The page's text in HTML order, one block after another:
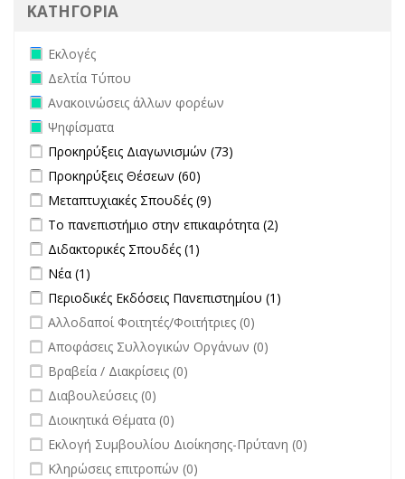
ΚΑΤΗΓΟΡΙΑ
Remove Εκλογές filter
Εκλογές
Remove Δελτία Τύπου filter
Δελτία Τύπου
Remove Ανακοινώσεις άλλων φορέων filter
Ανακοινώσεις άλλων φορέων
Remove Ψηφίσματα filter
Ψηφίσματα
Apply Προκηρύξεις Διαγωνισμών filter
Προκηρύξεις Διαγωνισμών (73)
Apply Προκηρύξεις Θέσεων filter
Προκηρύξεις Θέσεων (60)
Apply Μεταπτυχιακές Σπουδές filter
Μεταπτυχιακές Σπουδές (9)
Apply Το πανεπιστήμιο στην επικαιρότητα filter
Το πανεπιστήμιο στην επικαιρότητα (2)
Apply Διδακτορικές Σπουδές filter
Διδακτορικές Σπουδές (1)
Apply Νέα filter
Νέα (1)
Apply Περιοδικές Εκδόσεις Πανεπιστημίου filter
Περιοδικές Εκδόσεις Πανεπιστημίου (1)
undefined
Αλλοδαποί Φοιτητές/Φοιτήτριες (0)
undefined
Αποφάσεις Συλλογικών Οργάνων (0)
undefined
Βραβεία / Διακρίσεις (0)
undefined
Διαβουλεύσεις (0)
undefined
Διοικητικά Θέματα (0)
undefined
Εκλογή Συμβουλίου Διοίκησης-Πρύτανη (0)
undefined
Κληρώσεις επιτροπών (0)